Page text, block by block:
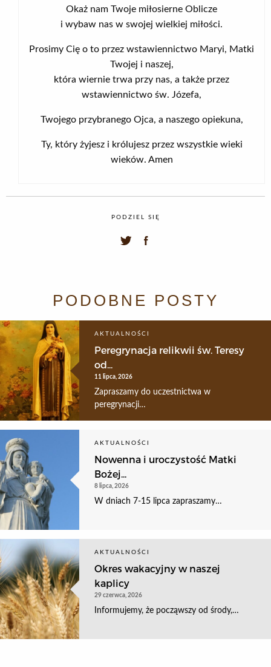
Okaż nam Twoje miłosierne Oblicze
i wybaw nas w swojej wielkiej miłości.
Prosimy Cię o to przez wstawiennictwo Maryi, Matki
Twojej i naszej,
która wiernie trwa przy nas, a także przez
wstawiennictwo św. Józefa,
Twojego przybranego Ojca, a naszego opiekuna,
Ty, który żyjesz i królujesz przez wszystkie wieki
wieków. Amen
PODZIEL SIĘ
PODOBNE POSTY
AKTUALNOŚCI
Peregrynacja relikwii św. Teresy
od...
11 lipca, 2026
Zapraszamy do uczestnictwa w
peregrynacji…
AKTUALNOŚCI
Nowenna i uroczystość Matki
Bożej...
8 lipca, 2026
W dniach 7-15 lipca zapraszamy…
AKTUALNOŚCI
Okres wakacyjny w naszej
kaplicy
29 czerwca, 2026
Informujemy, że począwszy od środy,…